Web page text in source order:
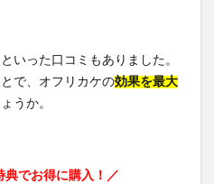
といった口コミもありました。
で、オフリカケの効果を最大
うか。
典でお得に購入！／